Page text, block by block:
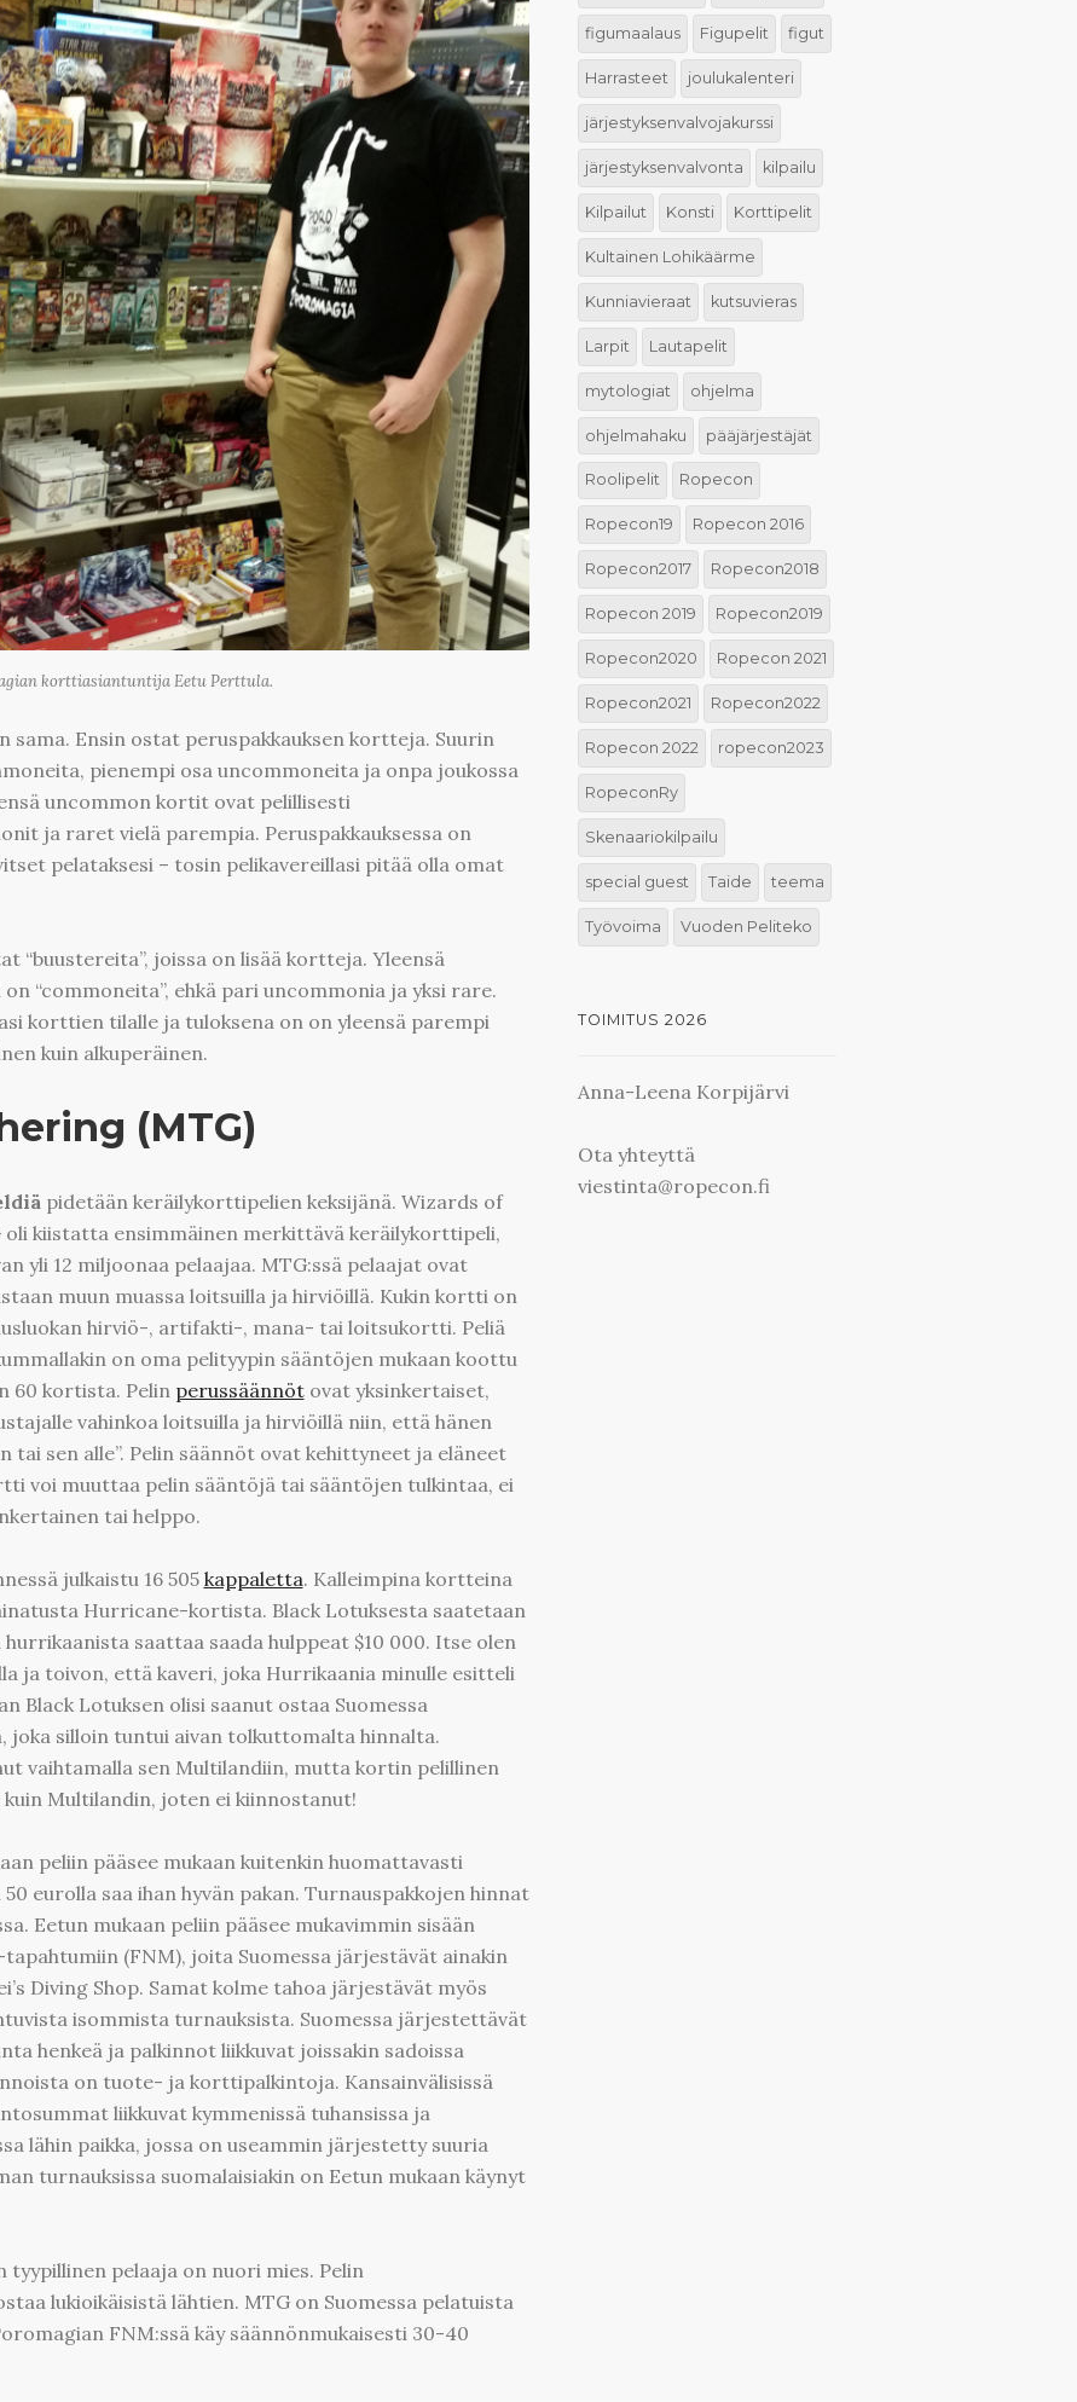
korttiasiantuntija Eetu Perttula.
sama. Ensin ostat peruspakkauksen kortteja. Suurin
pienempi osa uncommoneita ja onpa joukossa
uncommon kortit ovat pelillisesti
ja raret vielä parempia. Peruspakkauksessa on
pelataksesi – tosin pelikavereillasi pitää olla omat
“buustereita”, joissa on lisää kortteja. Yleensä
“commoneita”, ehkä pari uncommonia ja yksi rare.
korttien tilalle ja tuloksena on on yleensä parempi
kuin alkuperäinen.
(MTG)
pidetään keräilykorttipelien keksijänä. Wizards of
oli kiistatta ensimmäinen merkittävä keräilykorttipeli,
yli 12 miljoonaa pelaajaa. MTG:ssä pelaajat ovat
muun muassa loitsuilla ja hirviöillä. Kukin kortti on
hirviö-, artifakti-, mana- tai loitsukortti. Peliä
on oma pelityypin sääntöjen mukaan koottu
60 kortista. Pelin perussäännötovat yksinkertaiset,
vahinkoa loitsuilla ja hirviöillä niin, että hänen
tai sen alle”. Pelin säännöt ovat kehittyneet ja eläneet
voi muuttaa pelin sääntöjä tai sääntöjen tulkintaa, ei
tai helppo.
julkaistu 16 505 kappaletta. Kalleimpina kortteina
Hurricane-kortista. Black Lotuksesta saatetaan
saattaa saada hulppeat $10 000. Itse olen
ja toivon, että kaveri, joka Hurrikaania minulle esitteli
Black Lotuksen olisi saanut ostaa Suomessa
joka silloin tuntui aivan tolkuttomalta hinnalta.
vaihtamalla sen Multilandiin, mutta kortin pelillinen
Multilandin, joten ei kiinnostanut!
peliin pääsee mukaan kuitenkin huomattavasti
eurolla saa ihan hyvän pakan. Turnauspakkojen hinnat
Eetun mukaan peliin pääsee mukavimmin sisään
(FNM), joita Suomessa järjestävät ainakin
Diving Shop. Samat kolme tahoa järjestävät myös
isommista turnauksista. Suomessa järjestettävät
henkeä ja palkinnot liikkuvat joissakin sadoissa
on tuote- ja korttipalkintoja. Kansainvälisissä
liikkuvat kymmenissä tuhansissa ja
lähin paikka, jossa on useammin järjestetty suuria
turnauksissa suomalaisiakin on Eetun mukaan käynyt
tyypillinen pelaaja on nuori mies. Pelin
lukioikäisistä lähtien. MTG on Suomessa pelatuista
FNM:ssä käy säännönmukaisesti 30-40
figumaalaus Figupelit figut
Harrasteet joulukalenteri
järjestyksenvalvojakurssi
järjestyksenvalvonta kilpailu
Kilpailut Konsti Korttipelit
Kultainen Lohikäärme
Kunniavieraat kutsuvieras
Larpit Lautapelit
mytologiat ohjelma
ohjelmahaku pääjärjestäjät
Roolipelit Ropecon
Ropecon19 Ropecon 2016
Ropecon2017 Ropecon2018
Ropecon 2019 Ropecon2019
Ropecon2020 Ropecon 2021
Ropecon2021 Ropecon2022
Ropecon 2022 ropecon2023
RopeconRy
Skenaariokilpailu
special guest Taide teema
Työvoima Vuoden Peliteko
TOIMITUS 2026
Anna-Leena Korpijärvi
Ota yhteyttä
viestinta@ropecon.fi